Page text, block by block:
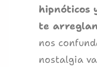
hipnóticos
te
nos
nostalgia